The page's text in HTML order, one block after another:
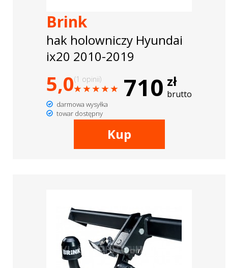
Brink
hak holowniczy Hyundai
ix20 2010-2019
5,0(1 opinii)
darmowa wysyłka
towar dostępny
710 zł
brutto
Kup